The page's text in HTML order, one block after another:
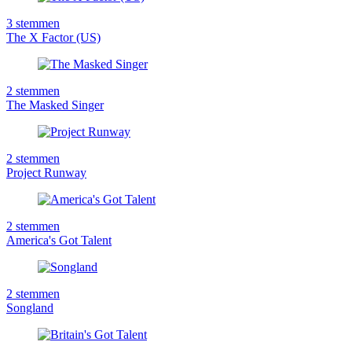
3 stemmen
The X Factor (US)
2 stemmen
The Masked Singer
2 stemmen
Project Runway
2 stemmen
America's Got Talent
2 stemmen
Songland